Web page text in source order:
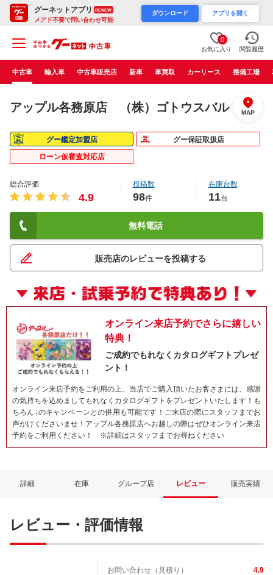
グーネットアプリ RENEW
メアド不要で問い合わせ可能
ダウンロード アプリを開く
0
お気に入り 閲覧履歴
中古車 輸入車 中古車販売店 新車 車買取 カーリース 整備工場
アップル各務原店 （株）ゴトウスバル MAP
グー鑑定加盟店
グー保証取扱店
ローン仮審査対応店
総合評価
4.9
投稿数
98件
在庫台数
11台
無料電話
販売店のレビューを投稿する
オンライン来店予約でさらに嬉しい
特典！
ご成約でもれなくカタログギフトプレゼ
ント！
オンライン来店予約をご利用の上、当店でご購入頂いたお客さまには、感謝
の気持ちを込めましてもれなくカタログギフトをプレゼントいたします！も
ちろん↓のキャンペーンとの併用も可能です！ご来店の際にスタッフまでお
声がけくださいませ！アップル各務原店へお越しの際はぜひオンライン来店
予約をご利用ください！ ※詳細はスタッフまでお尋ねください
詳細 在庫 グループ店 レビュー 販売実績
レビュー・評価情報
お問い合わせ（見積り）
4.9